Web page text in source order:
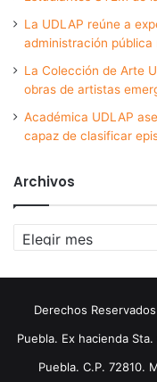
La UDLAP reúne a
administración pública
La Colección de Arte
obras de artistas
Académica UDLAP
capaz de clasificar
Archivos
Archivos
Derechos
Puebla. Ex hacienda
Puebla. C.P. 72810.